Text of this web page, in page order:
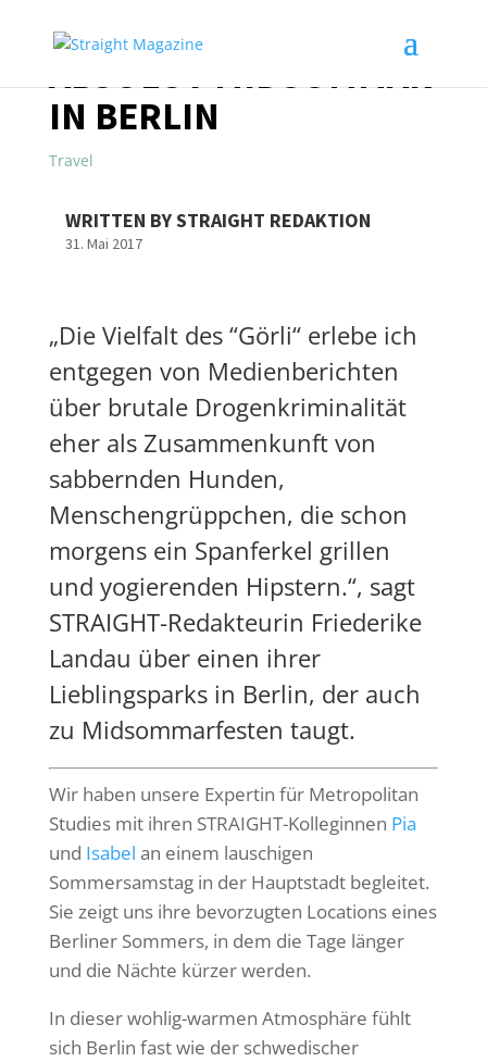
ABSOLUT MIDSOMMAR
IN BERLIN
Travel
WRITTEN BY STRAIGHT REDAKTION
31. Mai 2017
„Die Vielfalt des “Görli“ erlebe ich
entgegen von Medienberichten
über brutale Drogenkriminalität
eher als Zusammenkunft von
sabbernden Hunden,
Menschengrüppchen, die schon
morgens ein Spanferkel grillen
und yogierenden Hipstern.“, sagt
STRAIGHT-Redakteurin Friederike
Landau über einen ihrer
Lieblingsparks in Berlin, der auch
zu Midsommarfesten taugt.
Wir haben unsere Expertin für Metropolitan
Studies mit ihren STRAIGHT-Kolleginnen Pia
und Isabel an einem lauschigen
Sommersamstag in der Hauptstadt begleitet.
Sie zeigt uns ihre bevorzugten Locations eines
Berliner Sommers, in dem die Tage länger
und die Nächte kürzer werden.
In dieser wohlig-warmen Atmosphäre fühlt
sich Berlin fast wie der schwedischer